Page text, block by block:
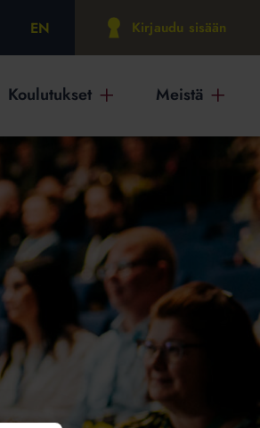
EN Kirjaudu sisään
Koulutukset Meistä